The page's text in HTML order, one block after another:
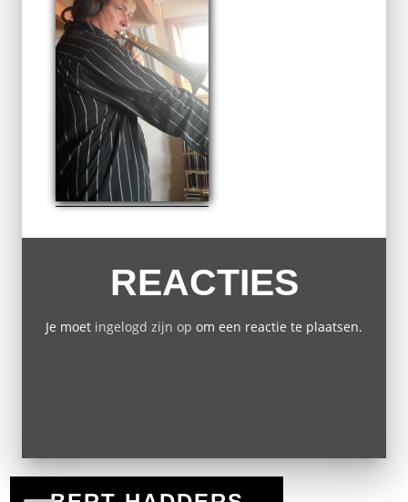
REACTIES
Je moet ingelogd zijn op om een reactie te plaatsen.